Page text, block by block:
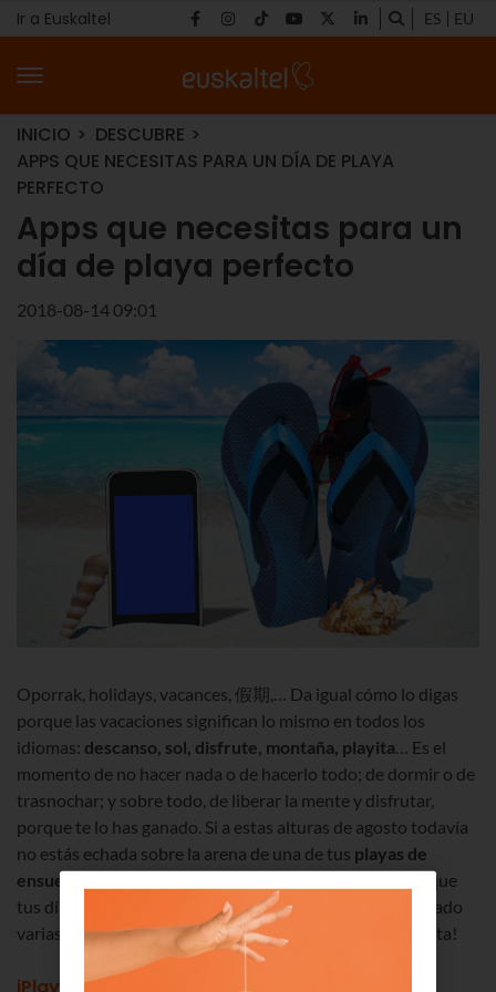
Ir a Euskaltel ES EU
INICIO
DESCUBRE
APPS QUE NECESITAS PARA UN DÍA DE PLAYA
PERFECTO
Apps que necesitas para un
día de playa perfecto
2018-08-14 09:01
Oporrak, holidays, vacances, 假期,… Da igual cómo lo digas
porque las vacaciones significan lo mismo en todos los
idiomas: descanso, sol, disfrute, montaña, playita… Es el
momento de no hacer nada o de hacerlo todo; de dormir o de
trasnochar; y sobre todo, de liberar la mente y disfrutar,
porque te lo has ganado. Si a estas alturas de agosto todavía
no estás echada sobre la arena de una de tus playas de
ensueño
, seguro que te falta poco para hacerlo. Y para que
tus días de mar y arena sean perfectos, te hemos preparado
varias Apps que te van a ayudar a conseguirlo. ¡Toma nota!